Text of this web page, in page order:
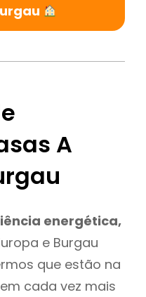
A
energética,
e Burgau
que estão na
cada vez mais